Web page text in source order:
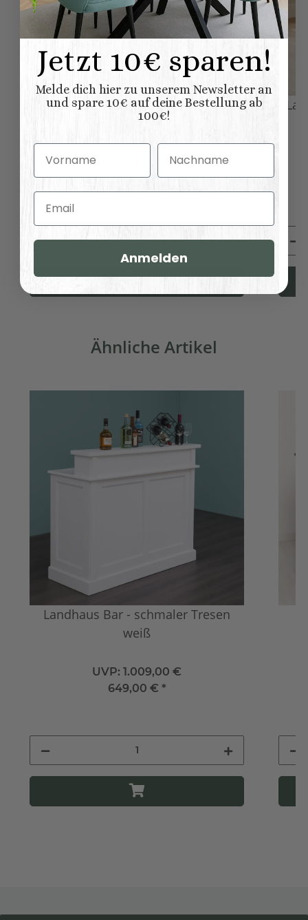
Küchen-Hängeschrank Landhausstil
cremegrau
UVP:
1.007,00 €
761,00 €*
Ähnliche Artikel
Landhaus Bar - schmaler Tresen
weiß
UVP: 1.009,00 €
649,00 € *
Jetzt 10€ sparen!
Melde dich hier zu unserem Newsletter an
und spare 10€ auf deine Bestellung ab
100€!
Vorname Nachname
Email
Anmelden